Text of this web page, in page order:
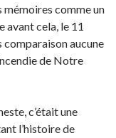
mémoires comme un
avant cela, le 11
comparaison aucune
de Notre
c’était une
l’histoire de